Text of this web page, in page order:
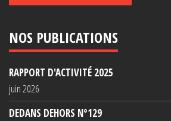
NOS PUBLICATIONS
RAPPORT D'ACTIVITÉ 2025
juin 2026
DEDANS DEHORS N°129